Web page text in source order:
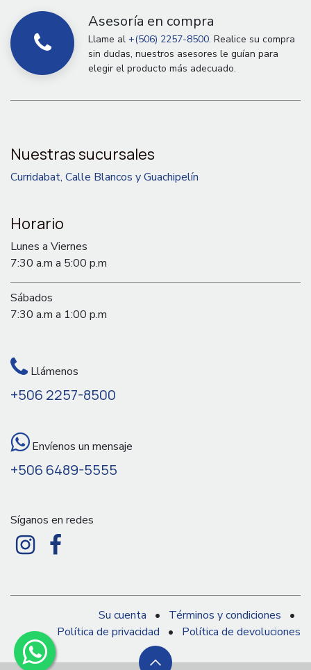
Asesoría en compra
Llame al +(506) 2257-8500. Realice su compra
sin dudas, nuestros asesores le guían para
elegir el producto más adecuado.
Nuestras sucursales
Curridabat, Calle Blancos y Guachipelín
Horario
Lunes a Viernes
7:30 a.m a 5:00 p.m
Sábados
7:30 a.m a 1:00 p.m
Llámenos
+506 2257-8500
Envíenos un mensaje
+506 6489-5555
Síganos en redes
Su cuenta • Términos y condiciones
•
Política de privacidad
• Política de devoluciones